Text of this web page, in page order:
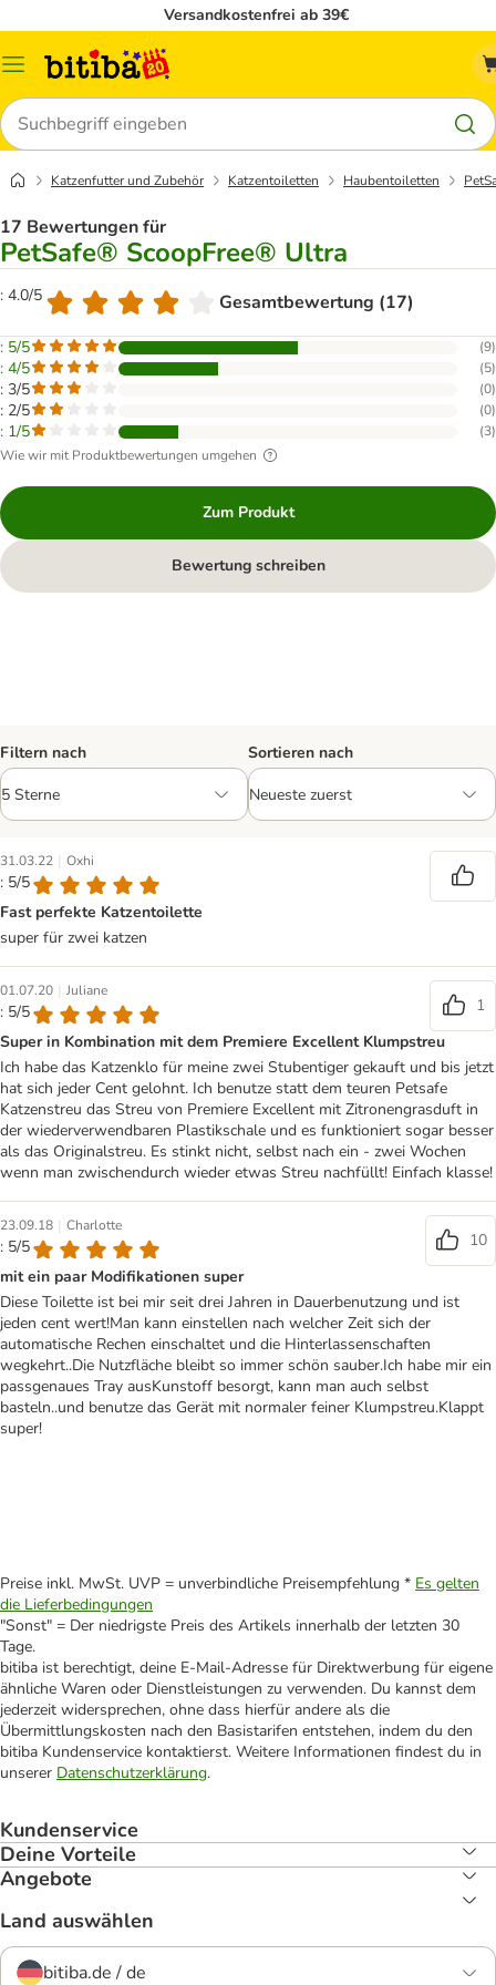
Versandkostenfrei ab 39€
Menü
Suchen
Katzenfutter und Zubehör Katzentoiletten Haubentoiletten
17 Bewertungen für
PetSafe® ScoopFree® Ultra
: 4.0/5 Gesamtbewertung (17)
: 5/5 (9)
: 4/5 (5)
: 3/5 (0)
: 2/5 (0)
: 1/5 (3)
Wie wir mit Produktbewertungen umgehen
Zum Produkt
Bewertung schreiben
Filtern nach Sortieren nach
31.03.22 | Oxhi
: 5/5
Fast perfekte Katzentoilette
super für zwei katzen
01.07.20 | Juliane
: 5/5
1
Super in Kombination mit dem Premiere Excellent Klumpstreu
Ich habe das Katzenklo für meine zwei Stubentiger gekauft und bis jetzt
hat sich jeder Cent gelohnt. Ich benutze statt dem teuren Petsafe
Katzenstreu das Streu von Premiere Excellent mit Zitronengrasduft in
der wiederverwendbaren Plastikschale und es funktioniert sogar besser
als das Originalstreu. Es stinkt nicht, selbst nach ein - zwei Wochen
wenn man zwischendurch wieder etwas Streu nachfüllt! Einfach klasse!
23.09.18 | Charlotte
: 5/5
10
mit ein paar Modifikationen super
Diese Toilette ist bei mir seit drei Jahren in Dauerbenutzung und ist
jeden cent wert!Man kann einstellen nach welcher Zeit sich der
automatische Rechen einschaltet und die Hinterlassenschaften
wegkehrt..Die Nutzfläche bleibt so immer schön sauber.Ich habe mir ein
passgenaues Tray ausKunstoff besorgt, kann man auch selbst
basteln..und benutze das Gerät mit normaler feiner Klumpstreu.Klappt
super!
Preise inkl. MwSt. UVP = unverbindliche Preisempfehlung * Es gelten
die Lieferbedingungen
"Sonst" = Der niedrigste Preis des Artikels innerhalb der letzten 30
Tage.
bitiba ist berechtigt, deine E-Mail-Adresse für Direktwerbung für eigene
ähnliche Waren oder Dienstleistungen zu verwenden. Du kannst dem
jederzeit widersprechen, ohne dass hierfür andere als die
Übermittlungskosten nach den Basistarifen entstehen, indem du den
bitiba Kundenservice kontaktierst. Weitere Informationen findest du in
unserer Datenschutzerklärung.
Kundenservice
Deine Vorteile
Angebote
Land auswählen
bitiba.de / de